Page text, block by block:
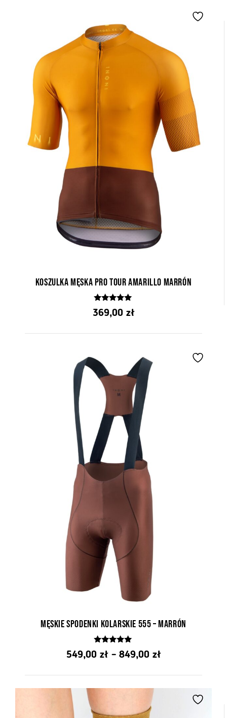
Matowy materiał pochłaniający światło.
Wkładka długodystansowa
Wkładka gwarantuje komfortową jazdę przez kilka godzin.
Koszulka Męska Pro Tour Amarillo Marrón
5.00
z 5
369,00 zł
Męskie spodenki kolarskie 555 – Marrón
5.00
z 5
549,00 zł – 849,00 złZakres
549,00 zł